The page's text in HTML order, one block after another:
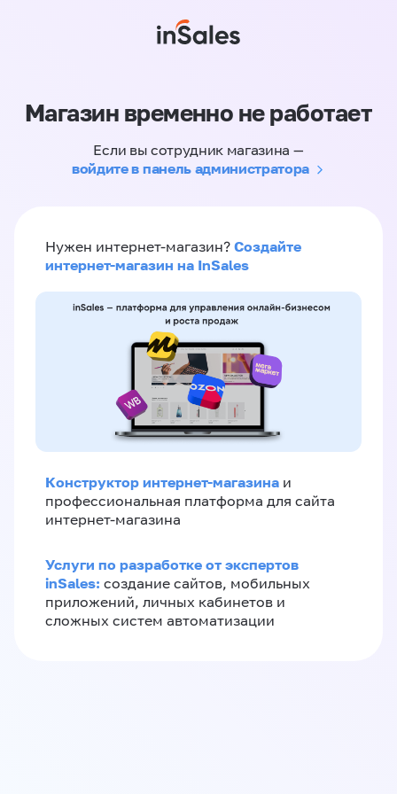
Магазин временно не работает
Если вы сотрудник магазина —
войдите в панель администратора
Нужен интернет-магазин? Создайте
интернет-магазин на InSales
Конструктор интернет-магазина и
профессиональная платформа для сайта
интернет-магазина
Услуги по разработке от экспертов
inSales: создание сайтов, мобильных
приложений, личных кабинетов и
сложных систем автоматизации